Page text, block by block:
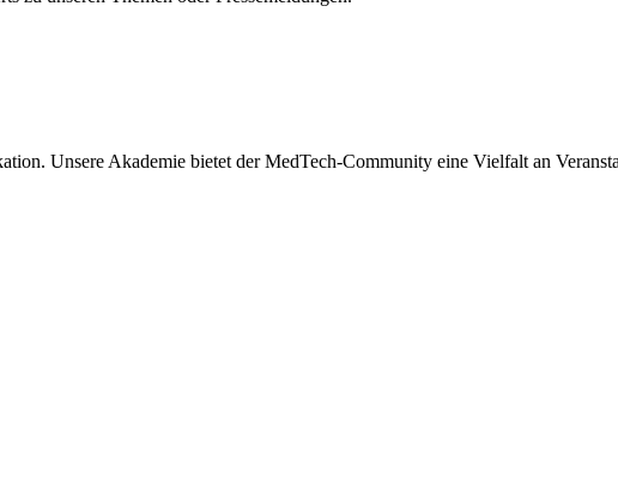
Unsere Akademie bietet der MedTech-Community eine Vielfalt an